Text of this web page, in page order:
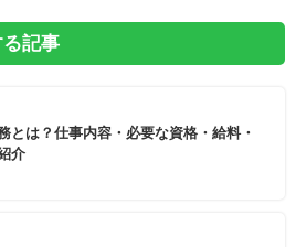
記事
とは？仕事内容・必要な資格・給料・
介